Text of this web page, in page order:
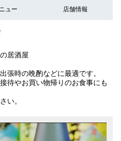
ュー 店舗情報
居酒屋
張時の晩酌などに最適です。
待やお買い物帰りのお食事にも
い。